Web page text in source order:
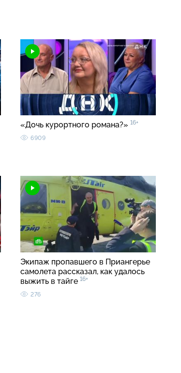
«Дочь курортного романа?» 16+
6909
Экипаж пропавшего в Приангерье
самолета рассказал, как удалось
выжить в тайге 16+
276